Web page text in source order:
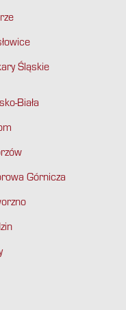
Śląskie
Biała
Górnicza